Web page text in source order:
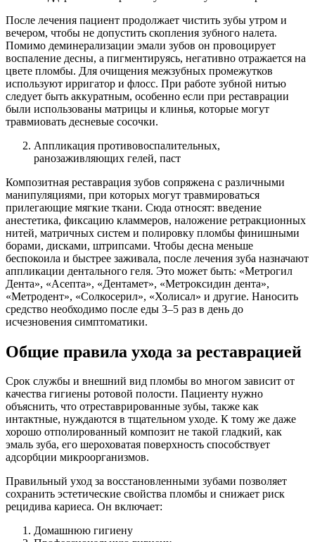
После лечения пациент продолжает чистить зубы утром и
вечером, чтобы не допустить скопления зубного налета.
Помимо деминерализации эмали зубов он провоцирует
воспаление десны, а пигментируясь, негативно отражается на
цвете пломбы. Для очищения межзубных промежутков
используют ирригатор и флосс. При работе зубной нитью
следует быть аккуратным, особенно если при реставрации
были использованы матрицы и клинья, которые могут
травмиовать десневые сосочки.
Аппликация противовоспалительных,
ранозаживляющих гелей, паст
Композитная реставрация зубов сопряжена с различными
манипуляциями, при которых могут травмироваться
прилегающие мягкие ткани. Сюда относят: введение
анестетика, фиксацию кламмеров, наложение ретракционных
нитей, матричных систем и полировку пломбы финишными
борами, дисками, штрипсами. Чтобы десна меньше
беспокоила и быстрее заживала, после лечения зуба назначают
аппликации дентального геля. Это может быть: «Метрогил
Дента», «Асепта», «Дентамет», «Метроксидин дента»,
«Метродент», «Солкосерил», «Холисал» и другие. Наносить
средство необходимо после еды 3–5 раз в день до
исчезновения симптоматики.
Общие правила ухода за реставрацией
Срок службы и внешний вид пломбы во многом зависит от
качества гигиены ротовой полости. Пациенту нужно
объяснить, что отреставрированные зубы, также как
интактные, нуждаются в тщательном уходе. К тому же даже
хорошо отполированный композит не такой гладкий, как
эмаль зуба, его шероховатая поверхность способствует
адсорбции микроорганизмов.
Правильный уход за восстановленными зубами позволяет
сохранить эстетические свойства пломбы и снижает риск
рецидива кариеса. Он включает:
Домашнюю гигиену